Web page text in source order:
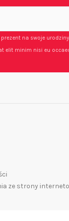
na swoje
elit minim nisi eu
ze strony